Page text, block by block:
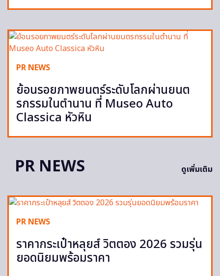
PR NEWS
ย้อนรอยภาพยนตร์ระดับโลกผ่านยนต
รกรรมในตำนาน ที่ Museo Auto
Classica หัวหิน
PR NEWS ดูเพิ่มเติม
PR NEWS
ราคากระเป๋าหลุยส์ วิตตอง 2026 รวมรุ่น
ยอดนิยมพร้อมราคา